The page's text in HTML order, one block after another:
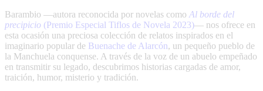
Barambio —autora reconocida por novelas como Al borde del
precipicio (Premio Especial Tiflos de Novela 2023)— nos ofrece en
esta ocasión una preciosa colección de relatos inspirados en el
imaginario popular de Buenache de Alarcón, un pequeño pueblo de
la Manchuela conquense. A través de la voz de un abuelo empeñado
en transmitir su legado, descubrimos historias cargadas de amor,
traición, humor, misterio y tradición.